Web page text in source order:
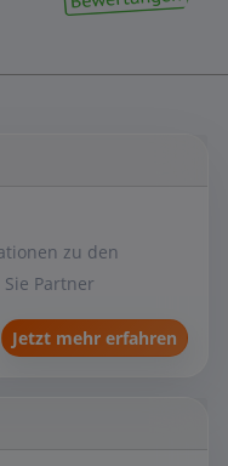
zu den
Partner
Jetzt mehr erfahren